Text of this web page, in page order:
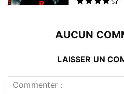
AUCUN
LAISSER UN